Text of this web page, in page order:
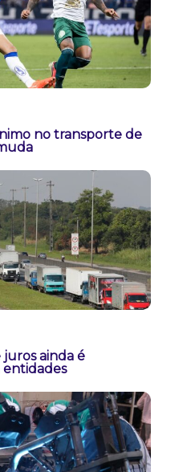
no transporte de
ainda é
entidades